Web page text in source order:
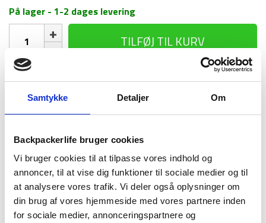
Samtykke Detaljer Om
Backpackerlife bruger cookies
Vi bruger cookies til at tilpasse vores indhold og
annoncer, til at vise dig funktioner til sociale medier og til
at analysere vores trafik. Vi deler også oplysninger om
din brug af vores hjemmeside med vores partnere inden
for sociale medier, annonceringspartnere og
På lager - 1-2 dages levering
Duffelbag
Montane
Transition
Duffel
Sort
antal
TILFØJ TIL KURV
1-2 dages
levering
Fri fragt over
499 kr
100 dages
returret
BESKRIVELSE BRAND FAQ
Transition Duffel bag fra Montane er en praktisk, slidstærk